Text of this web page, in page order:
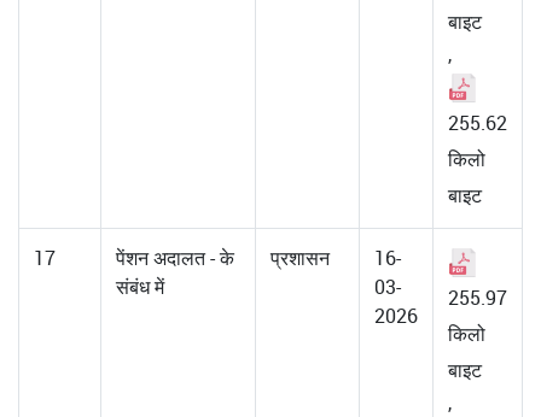
बाइट
,
255.62
किलो
बाइट
17
पेंशन अदालत - के
संबंध में
प्रशासन
16-
03-
2026
255.97
किलो
बाइट
,